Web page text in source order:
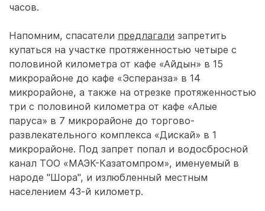
часов.
Напомним, спасатели предлагали запретить
купаться на участке протяженностью четыре с
половиной километра от кафе «Айдын» в 15
микрорайоне до кафе «Эсперанза» в 14
микрорайоне, а также на отрезке протяженностью
три с половиной километра от кафе «Алые
паруса» в 7 микрорайоне до торгово-
развлекательного комплекса «Дискай» в 1
микрорайоне. Под запрет попал и водосбросной
канал ТОО «МАЭК-Казатомпром», именуемый в
народе "Шора", и излюбленный местным
населением 43-й километр.